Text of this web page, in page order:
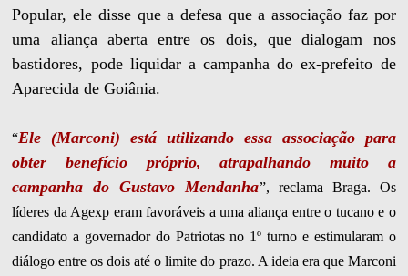
Popular, ele disse que a defesa que a associação faz por
uma aliança aberta entre os dois, que dialogam nos
bastidores, pode liquidar a campanha do ex-prefeito de
Aparecida de Goiânia.
“Ele (Marconi) está utilizando essa associação para
obter benefício próprio, atrapalhando muito a
campanha do Gustavo Mendanha”, reclama Braga. Os
líderes da Agexp eram favoráveis a uma aliança entre o tucano e o
candidato a governador do Patriotas no 1º turno e estimularam o
diálogo entre os dois até o limite do prazo. A ideia era que Marconi